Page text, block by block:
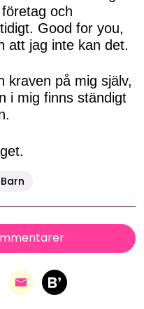
och
Good for you,
att jag inte kan det.
kraven på mig själv,
i mig finns ständigt